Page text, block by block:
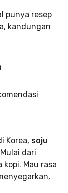
punya resep
kandungan
Korea, soju
dari
Mau rasa